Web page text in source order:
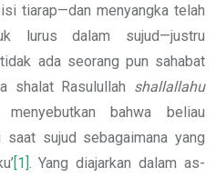
tiarap—dan menyangka telah
lurus dalam sujud—justru
ada seorang pun sahabat
shalat Rasulullah shallallahu
bahwa beliau
saat sujud sebagaimana yang
[1]. Yang diajarkan dalam as-